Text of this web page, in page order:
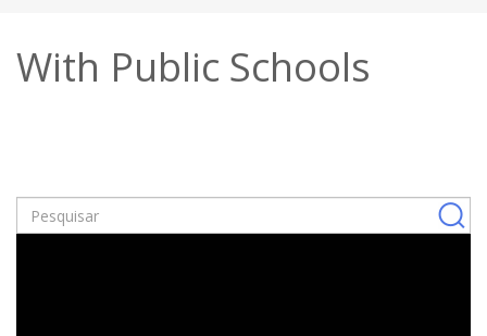
With Public Schools